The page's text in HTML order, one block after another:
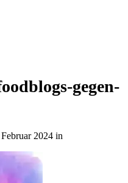
gegen-
2024 in